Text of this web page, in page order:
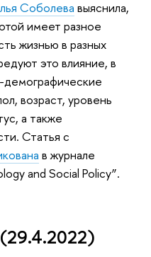
Соболева выяснила,
имеет разное
жизнью в разных
это влияние, в
возраст, уровень
а также
Статья с
в журнале
and Social Policy”.